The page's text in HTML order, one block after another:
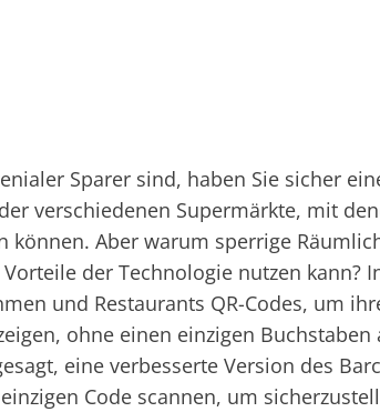
Sparer sind, haben Sie sicher
verschiedenen Supermärkte, mit
können. Aber warum sperrige
der Technologie nutzen kann?
und Restaurants QR-Codes, um
ohne einen einzigen
eine verbesserte Version des
Code scannen, um